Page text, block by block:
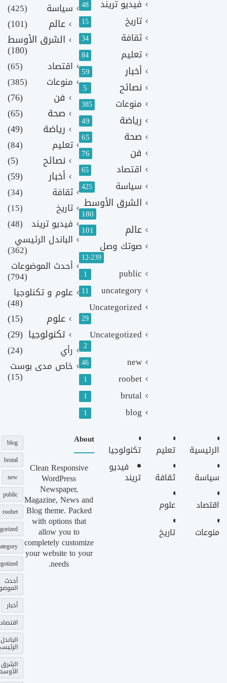
فيديو تريند 48
تاريخ 15
ثقافة 34
تعليم 84
أخبار 59
نصائح 5
منوعات 385
رياضة 49
صحة 65
فن 76
اقتصاد 65
سياسة 425
الشرق الأوسط
180
عالم 101
صوتك وصل
12٬239
public
1
uncategory
11
Uncategorized
29
Uncategotized
2
new
46
roobet
1
brutal
1
blog
1
سياسة
(425)
عالم
(101)
الشرق الأوسط
(180)
اقتصاد
(65)
منوعات
(385)
فن
(76)
صحة
(65)
رياضة
(49)
تعليم (84)
نصائح
(5)
أخبار
(59)
ثقافة
(34)
تاريخ
(15)
فيديو تريند (48)
الباندل الرئيسي
(362)
أحدث الموضوعات
(794)
علوم و تكنلوجيا
(48)
علوم
(15)
تكنولوجيا (29)
رأي
(24)
خاص مدى بوست
(15)
الرئيسية
سياسة
اقتصاد
منوعات
تعليم
ثقافة
علوم
تاريخ
تكنولوجيا
فيديو
تريند
About
Clean Responsive
WordPress
Newspaper,
Magazine, News and
Blog theme. Packed
with options that
allow you to
completely customize
your website to your
needs.
blog
brutal
new
public
roobet
أحدث
أخبار
اقتصاد
الباندل
الشرق